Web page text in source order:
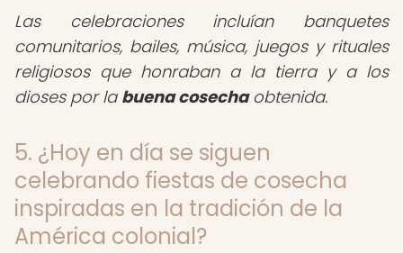
Las celebraciones incluían banquetes
comunitarios, bailes, música, juegos y rituales
religiosos que honraban a la tierra y a los
dioses por la buena cosechaobtenida.
5. ¿Hoy en día se siguen
celebrando fiestas de cosecha
inspiradas en la tradición de la
América colonial?